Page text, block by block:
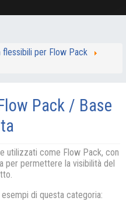
flessibili per Flow Pack
Pack / Base
utilizzati come Flow Pack, con
per permettere la visibilità del
di questa categoria: